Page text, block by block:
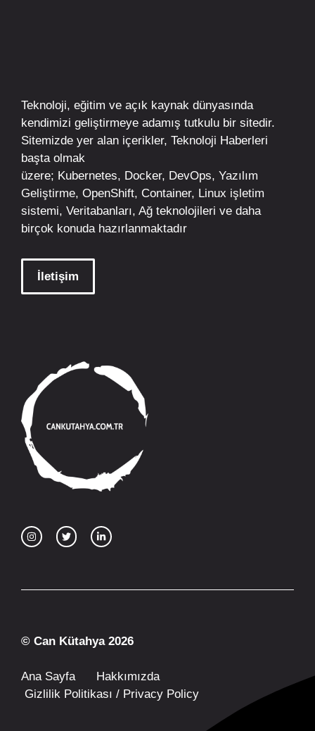
Teknoloji, eğitim ve açık kaynak dünyasında
kendimizi geliştirmeye adamış tutkulu bir sitedir.
Sitemizde yer alan içerikler, Teknoloji Haberleri
başta olmak
üzere; Kubernetes, Docker, DevOps, Yazılım
Geliştirme, OpenShift, Container, Linux işletim
sistemi, Veritabanları, Ağ teknolojileri ve daha
birçok konuda hazırlanmaktadır
İletişim
© Can Kütahya 2026
Ana Sayfa
Hakkımızda
Gizlilik Politikası / Privacy Policy